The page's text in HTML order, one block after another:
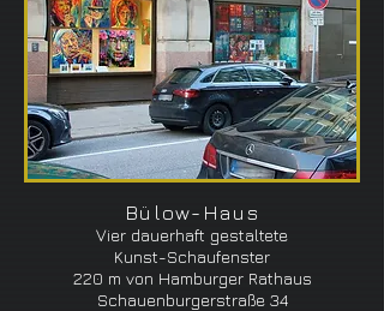
Bülow-Haus
Vier dauerhaft gestaltete
Kunst-Schaufenster
220 m von Hamburger Rathaus
Schauenburgerstraße 34